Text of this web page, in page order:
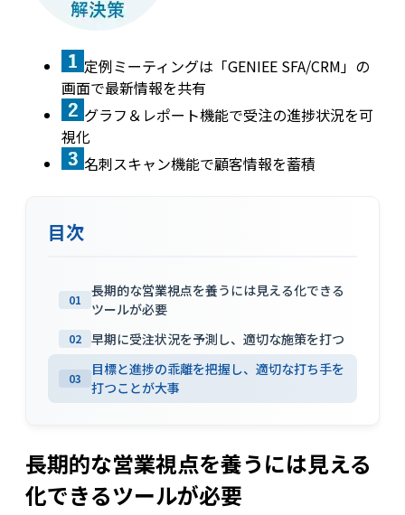
定例ミーティングは「GENIEE SFA/CRM」の
画面で最新情報を共有
グラフ＆レポート機能で受注の進捗状況を可
視化
名刺スキャン機能で顧客情報を蓄積
目次
01
長期的な営業視点を養うには見える化できる
ツールが必要
02 早期に受注状況を予測し、適切な施策を打つ
03
目標と進捗の乖離を把握し、適切な打ち手を
打つことが大事
長期的な営業視点を養うには見える
化できるツールが必要